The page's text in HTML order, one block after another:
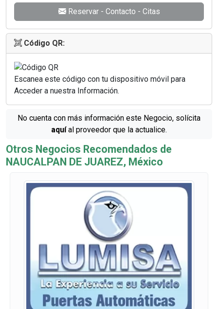
Reservar - Contacto - Citas
Código QR:
Escanea este código con tu dispositivo móvil para
Acceder a nuestra Información.
No cuenta con más información este Negocio, solícita
aquíal proveedor que la actualice.
Otros Negocios Recomendados de
NAUCALPAN DE JUAREZ, México